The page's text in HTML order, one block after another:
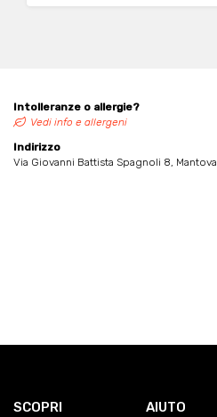
Intolleranze o allergie?
Vedi info e allergeni
Indirizzo
Via Giovanni Battista Spagnoli 8, Mantova
SCOPRI AIUTO